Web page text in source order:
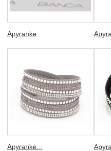
Apyrankė
Apyrankė...